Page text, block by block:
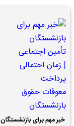
خبر مهم برای بازنشستگان